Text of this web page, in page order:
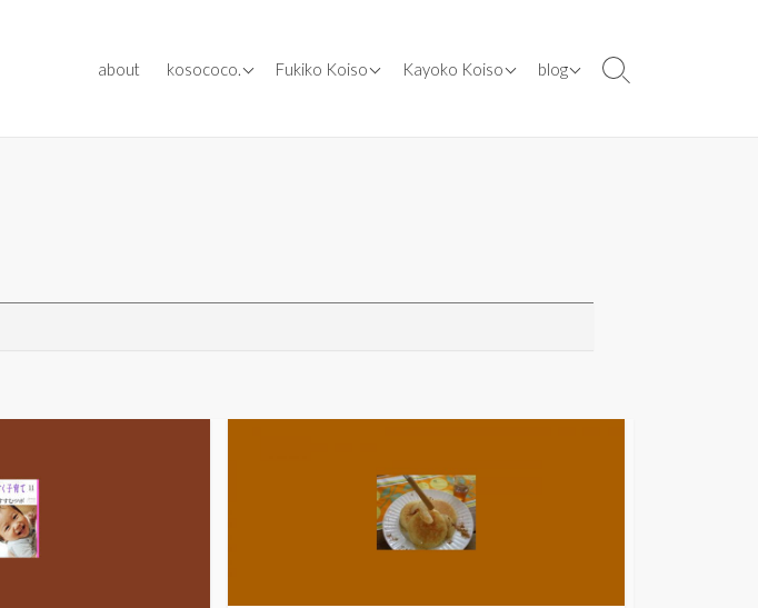
about kosococo.
[ works ] eventsFukiko Koiso
[ works ] cooking class
original recipes
Kayoko Koiso
[ works ] designs
blog
[ blog ] 2024年
[ blog ] 2013年
[ blog ] 2010年
検